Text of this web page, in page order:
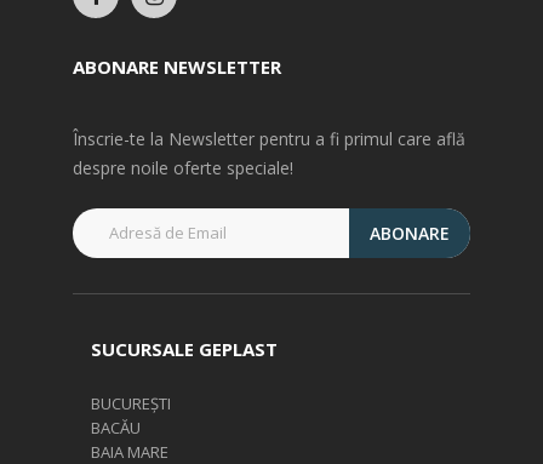
ABONARE NEWSLETTER
Înscrie-te la Newsletter pentru a fi primul care află
despre noile oferte speciale!
ABONARE
SUCURSALE GEPLAST
BUCUREȘTI
BACĂU
BAIA MARE